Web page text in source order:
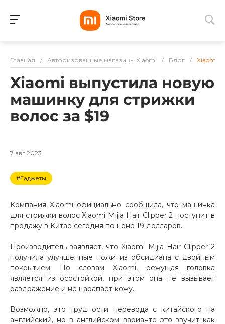
Разбейте
оплатуна части
без переплат
График платежей
Сегодня
в корзину
Оплачивайте сегодня только
Главная / Авторизованные магазины Xiaomi / Блог / Xiaomi
Xiaomi выпустила новую
машинку для стрижки
волос за $19
7 авг 2023
#Гаджеты
Компания Xiaomi официально сообщила, что машинка
для стрижки волос Xiaomi Mijia Hair Clipper 2 поступит в
продажу в Китае сегодня по цене 19 долларов.
Производитель заявляет, что Xiaomi Mijia Hair Clipper 2
получила улучшенные ножи из обсидиана с двойным
покрытием. По словам Xiaomi, режущая головка
является износостойкой, при этом она не вызывает
раздражение и не царапает кожу.
Возможно, это трудности перевода с китайского на
английский, но в английском варианте это звучит как